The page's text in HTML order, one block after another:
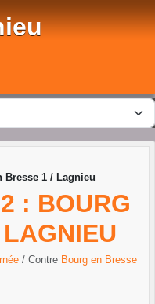
Bresse 1 / Lagnieu
: BOURG
/ Contre Bourg en Bresse